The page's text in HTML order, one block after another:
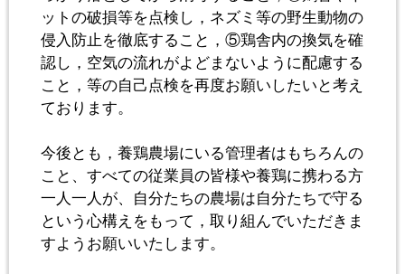
ットの破損等を点検し，ネズミ等の野生動物の
侵入防止を徹底すること，⑤鶏舎内の換気を確
認し，空気の流れがよどまないように配慮する
こと，等の自己点検を再度お願いしたいと考え
ております。
今後とも，養鶏農場にいる管理者はもちろんの
こと、すべての従業員の皆様や養鶏に携わる方
一人一人が、自分たちの農場は自分たちで守る
という心構えをもって，取り組んでいただきま
すようお願いいたします。